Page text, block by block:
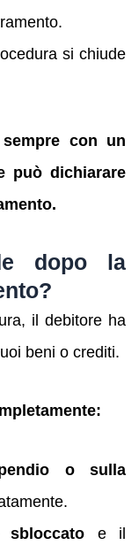
si chiude
con un
può dichiarare
dopo la
il debitore ha
beni o crediti.
o sulla
e il